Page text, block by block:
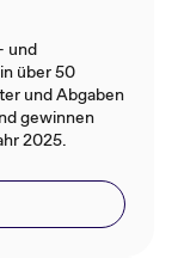
und
über 50
und Abgaben
gewinnen
2025.